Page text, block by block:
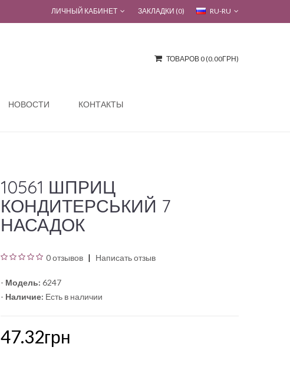
RU-RU
ЛИЧНЫЙ КАБИНЕТ ЗАКЛАДКИ (0)
ТОВАРОВ 0 (0.00ГРН)
НОВОСТИ КОНТАКТЫ
10561 ШПРИЦ
КОНДИТЕРСЬКИЙ 7
НАСАДОК
0 отзывов Написать отзыв
- Модель: 6247
- Наличие: Есть в наличии
47.32грн